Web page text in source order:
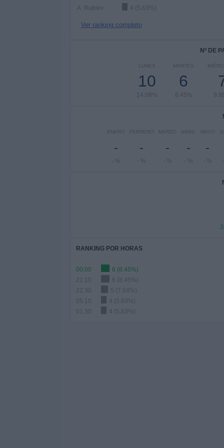
A. Rublev
4 (5.63%)
Ver ranking completo
Nº DE
LUNES
10
14.08%
MARTES
6
8.45%
ENERO
-
- %
FEBRERO
-
- %
MARZO
-
- %
ABRIL
-
- %
MAYO
-
- %
RANKING POR HORAS
00:00
6 (8.45%)
21:10
6 (8.45%)
22:30
5 (7.04%)
05:10
4 (5.63%)
01:30
4 (5.63%)